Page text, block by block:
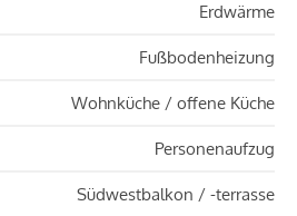
Erdwärme
Fußbodenheizung
Wohnküche / offene Küche
Personenaufzug
Südwestbalkon / -terrasse